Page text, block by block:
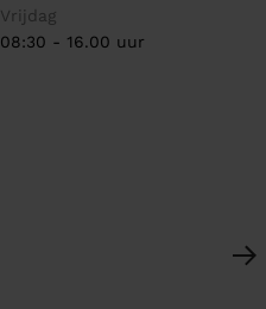
Vrijdag
08:30 - 16.00 uur